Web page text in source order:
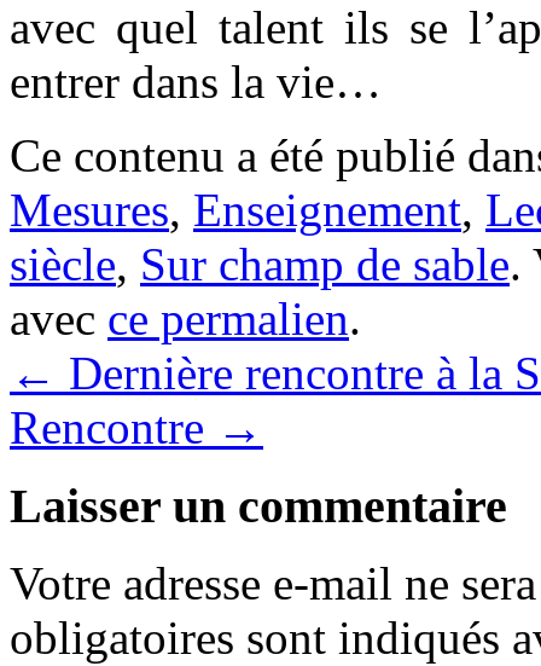
avec quel talent ils se
entrer dans la vie…
Ce contenu a été publié
Mesures, Enseignement,
siècle, Sur champ de sable.
avec ce permalien.
← Dernière rencontre à la
Rencontre →
Laisser un commentaire
Votre adresse e-mail ne
obligatoires sont indiqués